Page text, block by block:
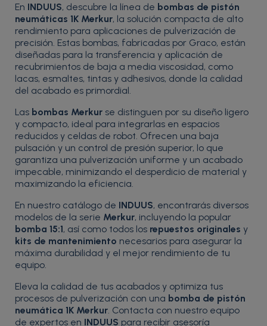
En INDUUS, descubre la línea de bombas de pistón
neumáticas 1K Merkur, la solución compacta de alto
rendimiento para aplicaciones de pulverización de
precisión. Estas bombas, fabricadas por Graco, están
diseñadas para la transferencia y aplicación de
recubrimientos de baja a media viscosidad, como
lacas, esmaltes, tintas y adhesivos, donde la calidad
del acabado es primordial.
Las bombas Merkur se distinguen por su diseño ligero
y compacto, ideal para integrarlas en espacios
reducidos y celdas de robot. Ofrecen una baja
pulsación y un control de presión superior, lo que
garantiza una pulverización uniforme y un acabado
impecable, minimizando el desperdicio de material y
maximizando la eficiencia.
En nuestro catálogo de INDUUS, encontrarás diversos
modelos de la serie Merkur, incluyendo la popular
bomba 15:1, así como todos los repuestos originales y
kits de mantenimiento necesarios para asegurar la
máxima durabilidad y el mejor rendimiento de tu
equipo.
Eleva la calidad de tus acabados y optimiza tus
procesos de pulverización con una bomba de pistón
neumática 1K Merkur. Contacta con nuestro equipo
de expertos en INDUUS para recibir asesoría